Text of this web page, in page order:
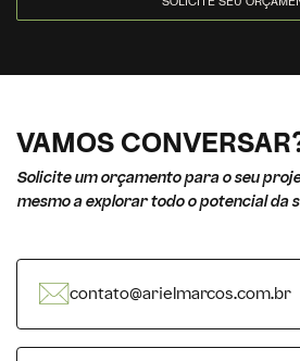
VAMOS
Solicite um orçamento para o seu
mesmo a explorar todo o potencial da
contato@arielmarcos.com.br